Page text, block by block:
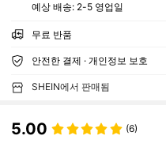
예상 배송: 2-5 영업일
무료 반품
안전한 결제 · 개인정보 보호
SHEIN에서 판매됨
5.00 (6)